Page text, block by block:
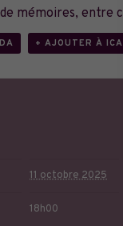
mémoires, entre
+ AJOUTER À
11 octobre 2025
18h00